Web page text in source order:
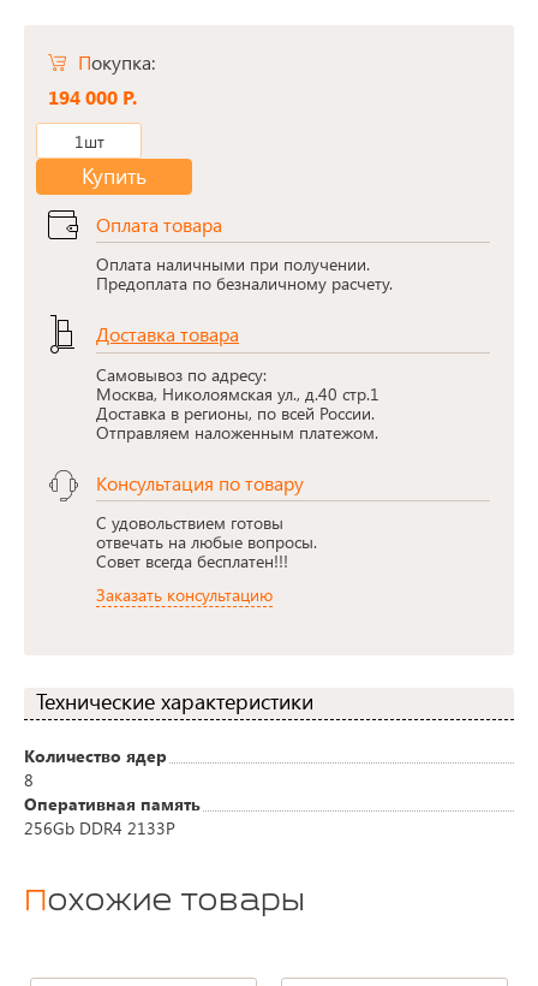
Покупка:
194 000 Р.
1шт
Купить
Оплата товара
Оплата наличными при получении.
Предоплата по безналичному расчету.
Доставка товара
Самовывоз по адресу:
Москва, Николоямская ул., д.40 стр.1
Доставка в регионы, по всей России.
Отправляем наложенным платежом.
Консультация по товару
С удовольствием готовы
отвечать на любые вопросы.
Совет всегда бесплатен!!!
Заказать консультацию
Технические характеристики
Количество ядер
8
Оперативная память
256Gb DDR4 2133P
Похожие товары